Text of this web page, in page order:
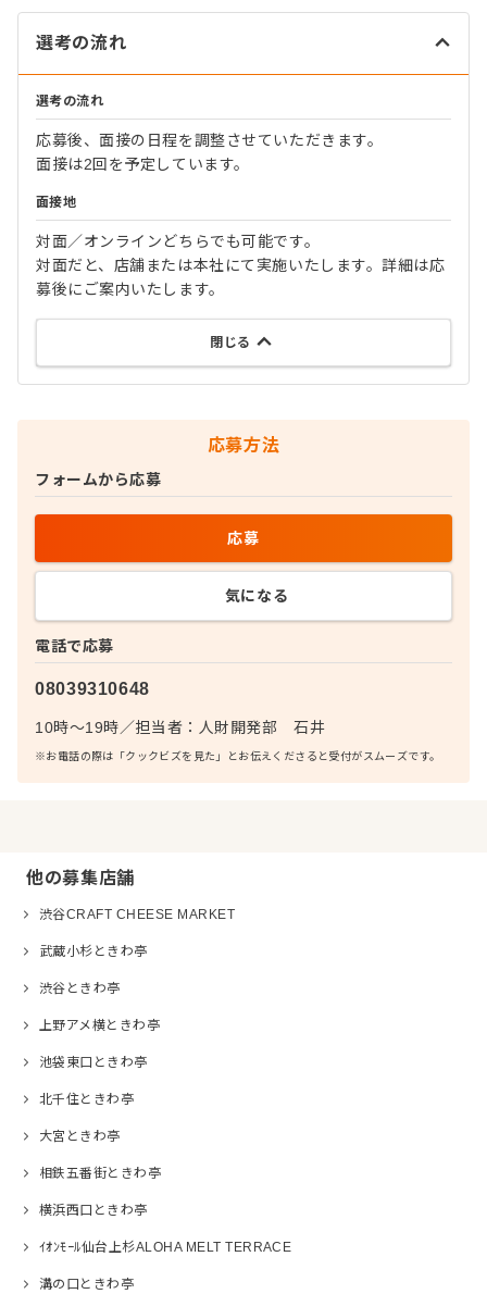
選考の流れ
選考の流れ
応募後、面接の日程を調整させていただきます。
面接は2回を予定しています。
面接地
対面／オンラインどちらでも可能です。
対面だと、店舗または本社にて実施いたします。詳細は応
募後にご案内いたします。
閉じる
応募方法
電話で応募
08039310648
10時～19時／担当者： 人財開発部 石井
※お電話の際は「クックビズを見た」とお伝えくださると受付がスムーズです。
フォームから応募
応募
気になる
他の募集店舗
渋谷CRAFT CHEESE MARKET
武蔵小杉ときわ亭
渋谷ときわ亭
上野アメ横ときわ亭
池袋東口ときわ亭
北千住ときわ亭
大宮ときわ亭
相鉄五番街ときわ亭
横浜西口ときわ亭
ｲｵﾝﾓｰﾙ仙台上杉ALOHA MELT TERRACE
溝の口ときわ亭